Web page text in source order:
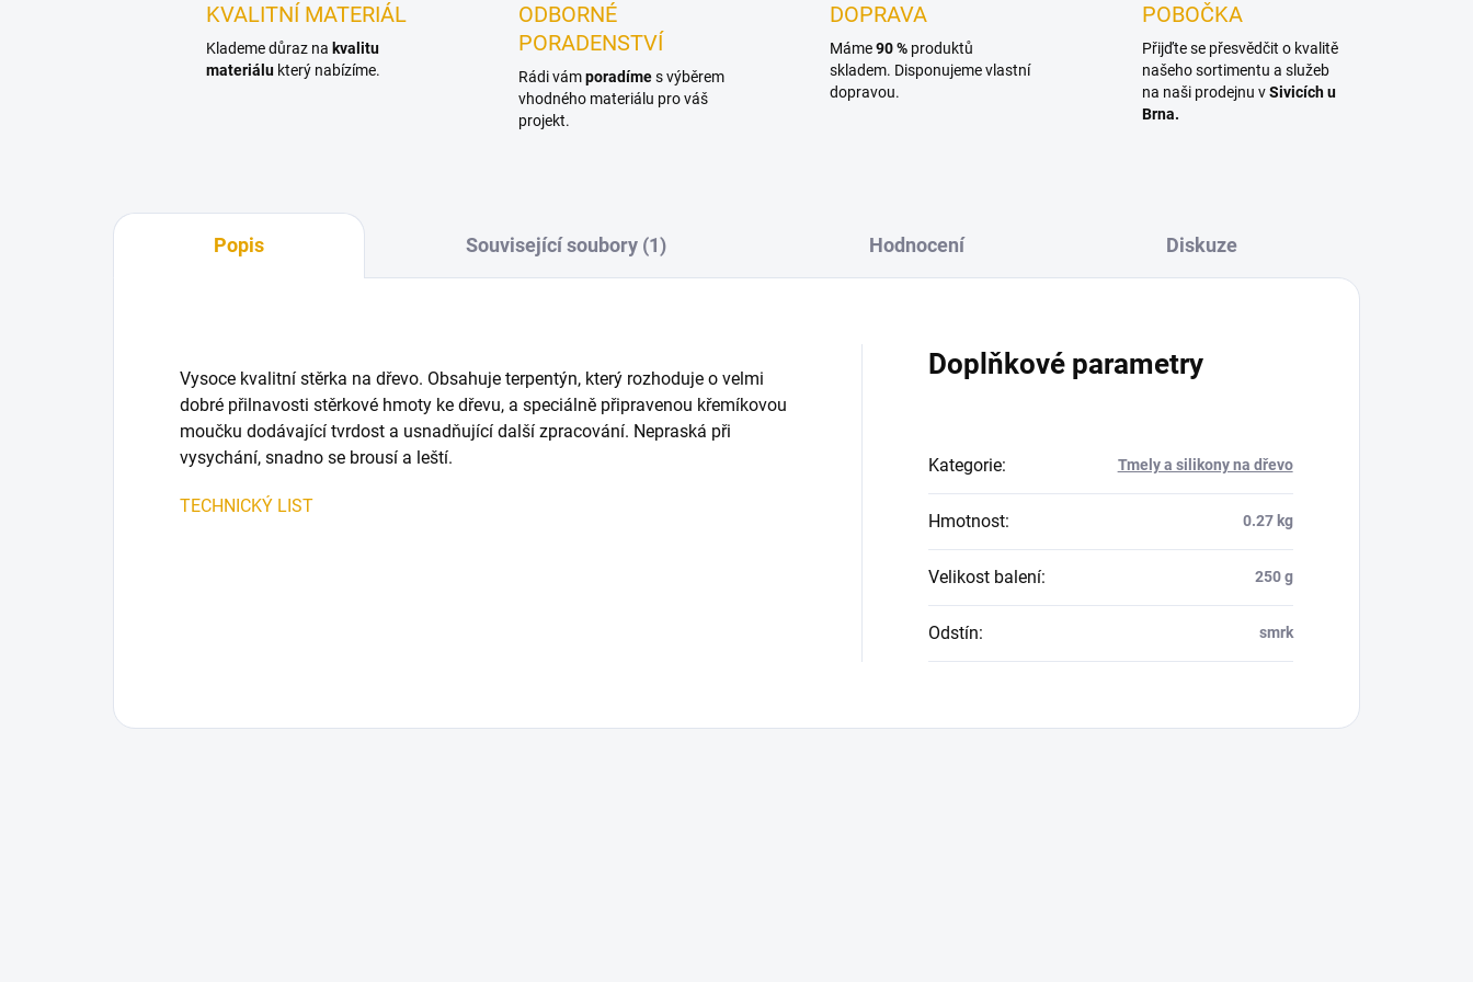
KVALITNÍ MATERIÁL
Klademe důraz na kvalitu
materiálu který nabízíme.
ODBORNÉ
PORADENSTVÍ
Rádi vámporadímes výběrem
vhodného materiálu pro váš
projekt.
DOPRAVA
Máme90 % produktů
skladem. Disponujeme vlastní
dopravou.
POBOČKA
Přijďte se přesvědčit o kvalitě
našeho sortimentu a služeb
na naši prodejnu vSivicích u
Brna.
Popis Související soubory (1) Hodnocení Diskuze
Vysoce kvalitní stěrka na dřevo. Obsahuje terpentýn, který rozhoduje o velmi
dobré přilnavosti stěrkové hmoty ke dřevu, a speciálně připravenou křemíkovou
moučku dodávající tvrdost a usnadňující další zpracování. Nepraská při
vysychání, snadno se brousí a leští.
TECHNICKÝ LIST
Doplňkové parametry
Kategorie: Tmely a silikony na dřevo
Hmotnost: 0.27 kg
Velikost balení: 250 g
Odstín: smrk